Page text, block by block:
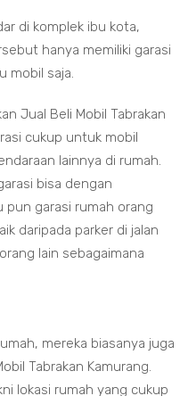
di komplek ibu kota,
hanya memiliki garasi
mobil saja.
Jual Beli Mobil Tabrakan
cukup untuk mobil
lainnya di rumah.
bisa dengan
pun garasi rumah orang
daripada parker di jalan
lain sebagaimana
mereka biasanya juga
Tabrakan Kamurang.
lokasi rumah yang cukup